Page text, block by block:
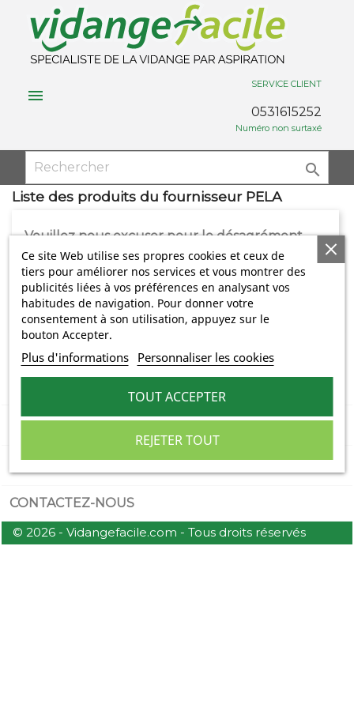

SERVICE CLIENT
0531615252
Numéro non surtaxé

Liste des produits du fournisseur PELA
Veuillez nous excuser pour le désagrément.
Effectuez une nouvelle recherche

CATÉGORIES 
INFORMATIONS 
MON COMPTE 
CONTACTEZ-NOUS
Ce site Web utilise ses propres cookies et ceux de
tiers pour améliorer nos services et vous montrer des
publicités liées à vos préférences en analysant vos
habitudes de navigation. Pour donner votre
consentement à son utilisation, appuyez sur le
bouton Accepter.
Plus d'informations Personnaliser les cookies
REJETER TOUT
TOUT ACCEPTER
© 2026 - Vidangefacile.com - Tous droits réservés